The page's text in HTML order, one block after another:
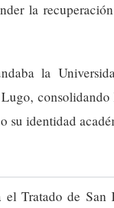
la
la
su identidad
Tratado de